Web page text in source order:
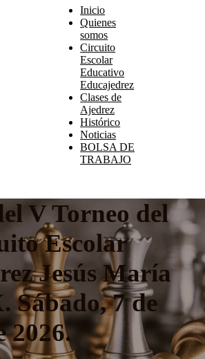
Inicio
Quienes
somos
Circuito
Escolar
Educativo
Educajedrez
Clases de
Ajedrez
Histórico
Noticias
BOLSA DE
TRABAJO
V Torneo del
Escolar
Jesús María
Sábado, 7 de
2026.